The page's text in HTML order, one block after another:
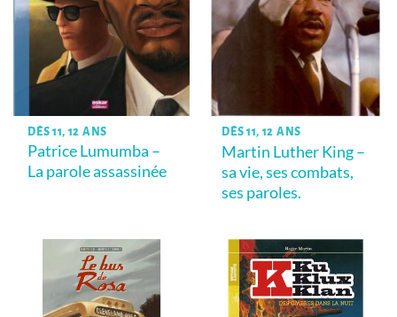
DÈS 11, 12 ANS
Patrice Lumumba –
La parole assassinée
DÈS 11, 12 ANS
Martin Luther King –
sa vie, ses combats,
ses paroles.